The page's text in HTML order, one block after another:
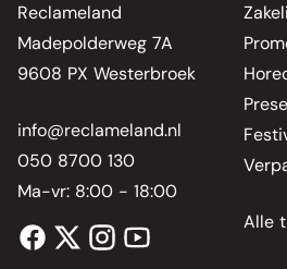
Reclameland
Madepolderweg 7A
9608 PX Westerbroek
info@reclameland.nl
050 8700 130
Ma-vr: 8:00 - 18:00
Alle